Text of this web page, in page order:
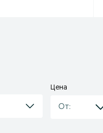
Цена